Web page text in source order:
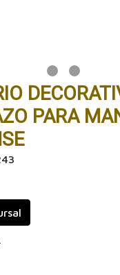
PARA